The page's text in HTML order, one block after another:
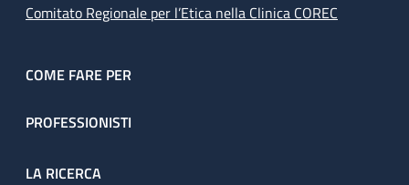
Comitato Regionale per l’Etica nella Clinica COREC
COME FARE PER
PROFESSIONISTI
LA RICERCA